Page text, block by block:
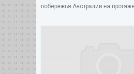
побережья Австралии на